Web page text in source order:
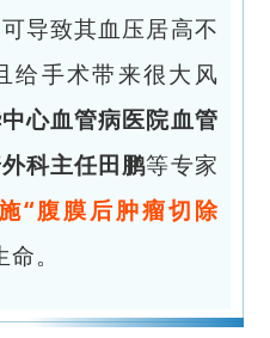
导致其血压居高不
给手术带来很大风
心血管病医院血管
科主任田鹏等专家
“腹膜后肿瘤切除
。